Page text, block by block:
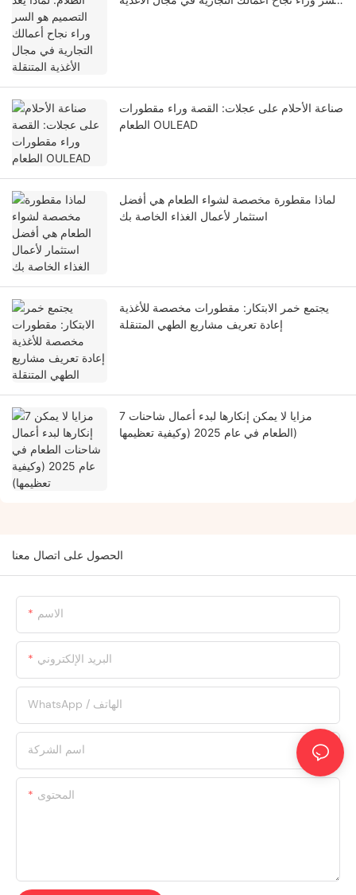
صناعة الأحلام على عجلات: القصة وراء مقطورات
الطعام OULEAD
لماذا مقطورة مخصصة لشواء الطعام هي أفضل
استثمار لأعمال الغذاء الخاصة بك
يجتمع خمر الابتكار: مقطورات مخصصة للأغذية
إعادة تعريف مشاريع الطهي المتنقلة
7 مزايا لا يمكن إنكارها لبدء أعمال شاحنات
الطعام في عام 2025 (وكيفية تعظيمها)
الحصول على اتصال معنا
الاسم
البريد الإلكتروني
WhatsApp / الهاتف
اسم الشركة
المحتوى